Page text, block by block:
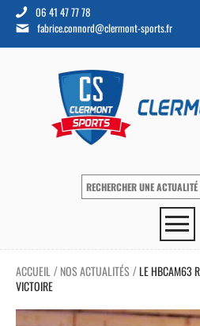
06 41 47 77 78
fabrice.connord@clermont-sports.fr
ACCUEIL / NOS ACTUALITÉS /LE HBCAM63
VICTOIRE